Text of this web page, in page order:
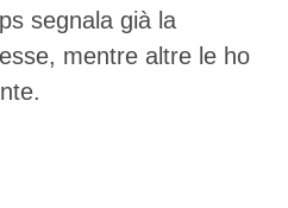
segnala già la
mentre altre le ho